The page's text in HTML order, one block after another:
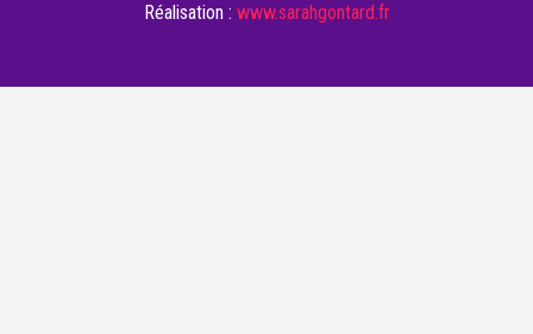
Réalisation : www.sarahgontard.fr